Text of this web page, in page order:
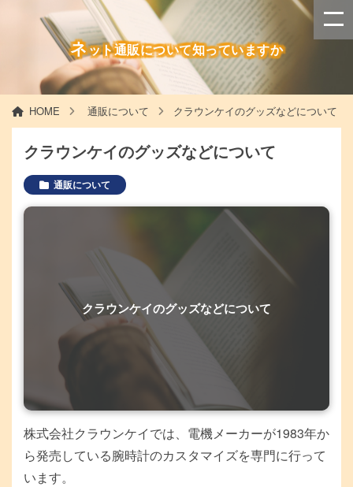
ネット通販について知っていますか
HOME 通販について クラウンケイのグッズなどについて
クラウンケイのグッズなどについて
通販について
クラウンケイのグッズなどについて
株式会社クラウンケイでは、電機メーカーが1983年か
ら発売している腕時計のカスタマイズを専門に行って
います。